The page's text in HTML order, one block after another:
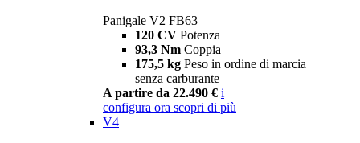
Panigale V2 FB63
120 CV Potenza
93,3 Nm Coppia
175,5 kg Peso in ordine di marcia
senza carburante
A partire da 22.490 € i
configura ora scopri di più
V4